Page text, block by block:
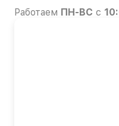
Работаем ПН-ВС с